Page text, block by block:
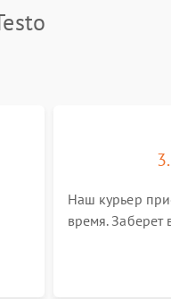
Наш курьер
время.
склад для